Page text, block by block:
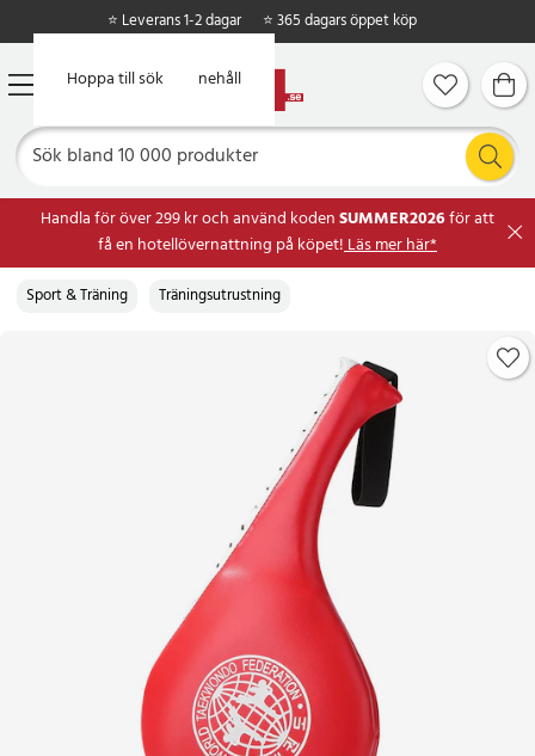
Hoppa till huvudinnehåll
Hoppa till sök
⭐ Leverans 1-2 dagar ⭐ 365 dagars öppet köp
Handla för över 299 kr och använd kodenSUMMER2026för att
få en hotellövernattning på köpet!Läs mer här*
Sport & Träning Träningsutrustning